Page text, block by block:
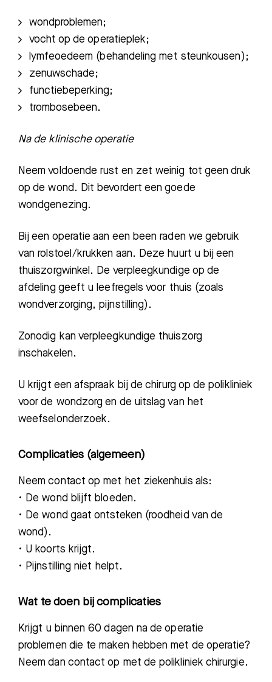
wondproblemen;
vocht op de operatieplek;
lymfeoedeem (behandeling met steunkousen);
zenuwschade;
functiebeperking;
trombosebeen.
Na de klinische operatie
Neem voldoende rust en zet weinig tot geen druk
op de wond. Dit bevordert een goede
wondgenezing.
Bij een operatie aan een been raden we gebruik
van rolstoel/krukken aan. Deze huurt u bij een
thuiszorgwinkel. De verpleegkundige op de
afdeling geeft u leefregels voor thuis (zoals
wondverzorging, pijnstilling).
Zonodig kan verpleegkundige thuiszorg
inschakelen.
U krijgt een afspraak bij de chirurg op de polikliniek
voor de wondzorg en de uitslag van het
weefselonderzoek.
Complicaties (algemeen)
Neem contact op met het ziekenhuis als:
• De wond blijft bloeden.
• De wond gaat ontsteken (roodheid van de
wond).
• U koorts krijgt.
• Pijnstilling niet helpt.
Wat te doen bij complicaties
Krijgt u binnen 60 dagen na de operatie
problemen die te maken hebben met de operatie?
Neem dan contact op met de polikliniek chirurgie.